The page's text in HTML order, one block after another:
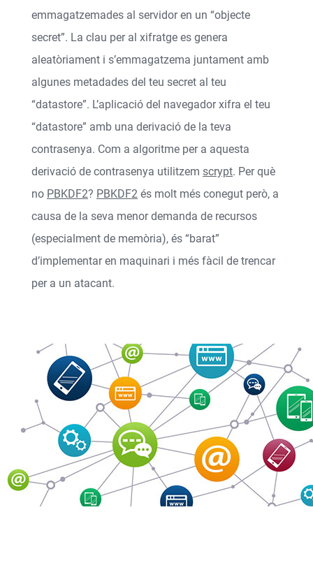
emmagatzemades al servidor en un “objecte
secret”. La clau per al xifratge es genera
aleatòriament i s’emmagatzema juntament amb
algunes metadades del teu secret al teu
“datastore”. L’aplicació del navegador xifra el teu
“datastore” amb una derivació de la teva
contrasenya. Com a algoritme per a aquesta
derivació de contrasenya utilitzem scrypt. Per què
no PBKDF2? PBKDF2 és molt més conegut però, a
causa de la seva menor demanda de recursos
(especialment de memòria), és “barat”
d’implementar en maquinari i més fàcil de trencar
per a un atacant.